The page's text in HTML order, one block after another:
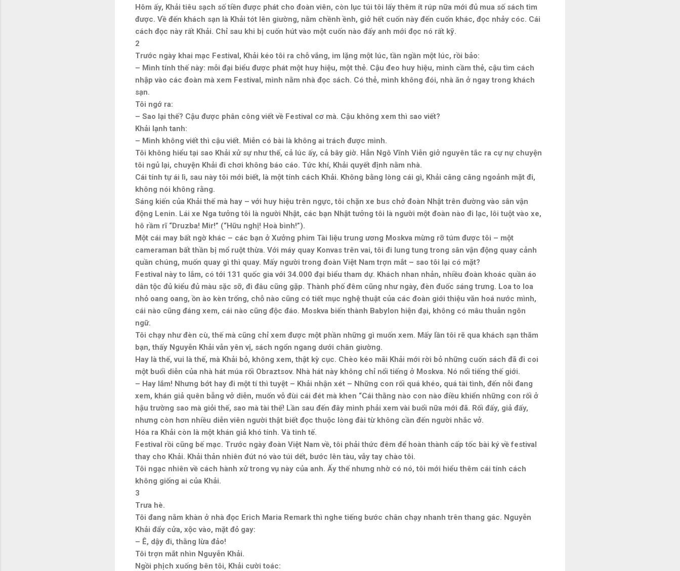
Hôm ấy, Khải tiêu sạch số tiền được phát cho đoàn viên, còn lục túi tôi lấy thêm ít rúp nữa mới đủ mua số sách tìm
được. Về đến khách sạn là Khải tót lên giường, nằm chềnh ềnh, giở hết cuốn này đến cuốn khác, đọc nhảy cóc. Cái
cách đọc này rất Khải. Chỉ sau khi bị cuốn hút vào một cuốn nào đấy anh mới đọc nó rất kỹ.
2
Trước ngày khai mạc Festival, Khải kéo tôi ra chỗ vắng, im lặng một lúc, tần ngần một lúc, rồi bảo:
– Mình tính thế này: mỗi đại biểu được phát một huy hiệu, một thẻ. Cậu đeo huy hiệu, mình cầm thẻ, cậu tìm cách
nhập vào các đoàn mà xem Festival, mình nằm nhà đọc sách. Có thẻ, mình không đói, nhà ăn ở ngay trong khách
sạn.
Tôi ngớ ra:
– Sao lại thế? Cậu được phân công viết về Festival cơ mà. Cậu không xem thì sao viết?
Khải lạnh tanh:
– Mình không viết thì cậu viết. Miễn có bài là không ai trách được mình.
Tôi không hiểu tại sao Khải xử sự như thế, cả lúc ấy, cả bây giờ. Hẳn Ngô Vĩnh Viễn giở nguyên tắc ra cự nự chuyện
tôi ngủ lại, chuyện Khải đi chơi không báo cáo. Tức khí, Khải quyết định nằm nhà.
Cái tính tự ái lì, sau này tôi mới biết, là một tính cách Khải. Không bằng lòng cái gì, Khải câng câng ngoảnh mặt đi,
không nói không rằng.
Sáng kiến của Khải thế mà hay – với huy hiệu trên ngực, tôi chặn xe bus chở đoàn Nhật trên đường vào sân vận
động Lenin. Lái xe Nga tưởng tôi là người Nhật, các bạn Nhật tưởng tôi là người một đoàn nào đi lạc, lôi tuột vào xe,
hô rầm rĩ “Druzba! Mir!” (“Hữu nghị! Hoà bình!”).
Một cái may bất ngờ khác – các bạn ở Xưởng phim Tài liệu trung ương Moskva mừng rỡ túm được tôi – một
cameraman bất thần bị mổ ruột thừa. Với máy quay Konvas trên vai, tôi đi lung tung trong sân vận động quay cảnh
quần chúng, muốn quay gì thì quay. Mấy người trong đoàn Việt Nam trợn mắt – sao tôi lại có mặt?
Festival này to lắm, có tới 131 quốc gia với 34.000 đại biểu tham dự. Khách nhan nhản, nhiều đoàn khoác quần áo
dân tộc đủ kiểu đủ màu sặc sỡ, đi đâu cũng gặp. Thành phố đêm cũng như ngày, đèn đuốc sáng trưng. Loa to loa
nhỏ oang oang, ồn ào kèn trống, chỗ nào cũng có tiết mục nghệ thuật của các đoàn giới thiệu văn hoá nước mình,
cái nào cũng đáng xem, cái nào cũng độc đáo. Moskva biến thành Babylon hiện đại, không có mâu thuẫn ngôn
ngữ.
Tôi chạy như đèn cù, thế mà cũng chỉ xem được một phần những gì muốn xem. Mấy lần tôi rẽ qua khách sạn thăm
bạn, thấy Nguyễn Khải vẫn yên vị, sách ngổn ngang dưới chân giường.
Hay là thế, vui là thế, mà Khải bỏ, không xem, thật kỳ cục. Chèo kéo mãi Khải mới rời bỏ những cuốn sách đã đi coi
một buổi diễn của nhà hát múa rối Obraztsov. Nhà hát này không chỉ nổi tiếng ở Moskva. Nó nổi tiếng thế giới.
– Hay lắm! Nhưng bớt hay đi một tí thì tuyệt – Khải nhận xét – Những con rối quá khéo, quá tài tình, đến nỗi đang
xem, khán giả quên bẵng vở diễn, muốn vỗ đùi cái đét mà khen “Cái thằng nào con nào điều khiển những con rối ở
hậu trường sao mà giỏi thế, sao mà tài thế! Lần sau đến đây mình phải xem vài buổi nữa mới đã. Rối đấy, giả đấy,
nhưng còn hơn nhiều diễn viên người thật biết đọc thuộc lòng đài từ không cần đến người nhắc vở.
Hóa ra Khải còn là một khán giả khó tính. Và tinh tế.
Festival rồi cũng bế mạc. Trước ngày đoàn Việt Nam về, tôi phải thức đêm để hoàn thành cấp tốc bài ký về festival
thay cho Khải. Khải thản nhiên đút nó vào túi dết, bước lên tàu, vẫy tay chào tôi.
Tôi ngạc nhiên về cách hành xử trong vụ này của anh. Ấy thế nhưng nhờ có nó, tôi mới hiểu thêm cái tính cách
không giống ai của Khải.
3
Trưa hè.
Tôi đang nằm khàn ở nhà đọc Erich Maria Remark thì nghe tiếng bước chân chạy nhanh trên thang gác. Nguyễn
Khải đẩy cửa, xộc vào, mặt đỏ gay:
– Ê, dậy đi, thằng lừa đảo!
Tôi trợn mắt nhìn Nguyễn Khải.
Ngồi phịch xuống bên tôi, Khải cười toác: